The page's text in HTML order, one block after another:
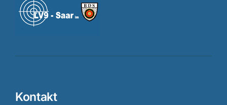
Kontakt